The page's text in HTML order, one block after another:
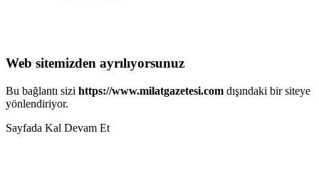
Web sitemizden ayrılıyorsunuz
Bu bağlantı sizi https://www.milatgazetesi.com dışındaki bir siteye
yönlendiriyor.
Sayfada Kal Devam Et